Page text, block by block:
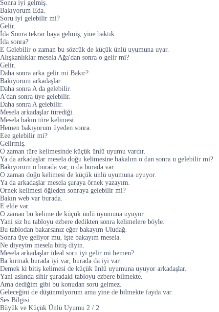
Sonra iyi gelmiş.
Bakıyorum Eda.
Soru iyi gelebilir mi?
Gelir.
İda Sonra tekrar baya gelmiş, yine baktık.
İda sonra?
E Gelebilir o zaman bu sözcük de küçük ünlü uyumuna uyar.
Alışkanlıklar mesela Ağa'dan sonra o gelir mi?
Gelir.
Daha sonra arka gelir mi Bakır?
Bakıyorum arkadaşlar.
Daha sonra A da gelebilir.
A'dan sonra üye gelebilir.
Daha sonra A gelebilir.
Mesela arkadaşlar türediği.
Mesela bakın türe kelimesi.
Hemen bakıyorum üyeden sonra.
Eee gelebilir mi?
Gelirmiş.
O zaman türe kelimesinde küçük ünlü uyumu vardır.
Ya da arkadaşlar mesela doğu kelimesine bakalım o dan sonra u gelebilir mi?
Bakıyorum o burada var, o da burada var.
O zaman doğu kelimesi de küçük ünlü uyumuna uyuyor.
Ya da arkadaşlar mesela şuraya örnek yazayım.
Örnek kelimesi öğleden sonraya gelebilir mi?
Bakın web var burada.
E elde var.
O zaman bu kelime de küçük ünlü uyumuna uyuyor.
Yani siz bu tabloyu ezbere dedikten sonra kelimelere böyle.
Bu tablodan bakarsanız eğer bakayım Uludağ.
Sonra üye geliyor mu, işte bakayım mesela.
Ne diyeyim mesela bitiş diyin.
Mesela arkadaşlar ideal soru iyi gelir mi hemen?
Ba kırmak burada iyi var, burada da iyi var.
Demek ki bitiş kelimesi de küçük ünlü uyumuna uyuyor arkadaşlar.
Yani aslında sihir şuradaki tabloyu ezbere bilmekte.
Ama dediğim gibi bu konudan soru gelmez.
Geleceğini de düşünmüyorum ama yine de bilmekte fayda var.
Ses Bilgisi
Büyük ve Küçük Ünlü Uyumu 2 / 2